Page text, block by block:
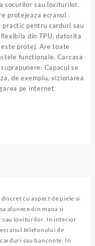
socurilor sau loviturilor.
protejeaza ecranul
pentru carduri sau
din TPU, datorita
protej. Are toate
functionale. Carcasa
Capacul se
de exemplu, vizionarea
pe internet.
cu aspect de piele si
alunece din mana si
sau loviturilor. In interior
telefonului de
sau bancnote. In